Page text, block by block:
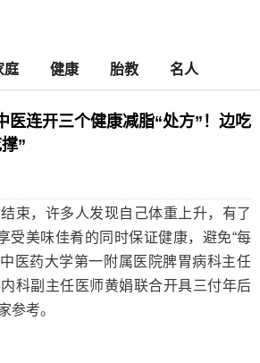
庭 健康 胎教 名人
医连开三个健康减脂“处方”！边吃
”
，许多人发现自己体重上升，有了
受美味佳肴的同时保证健康，避免“每
医药大学第一附属医院脾胃病科主任
科副主任医师黄娟联合开具三付年后
参考。